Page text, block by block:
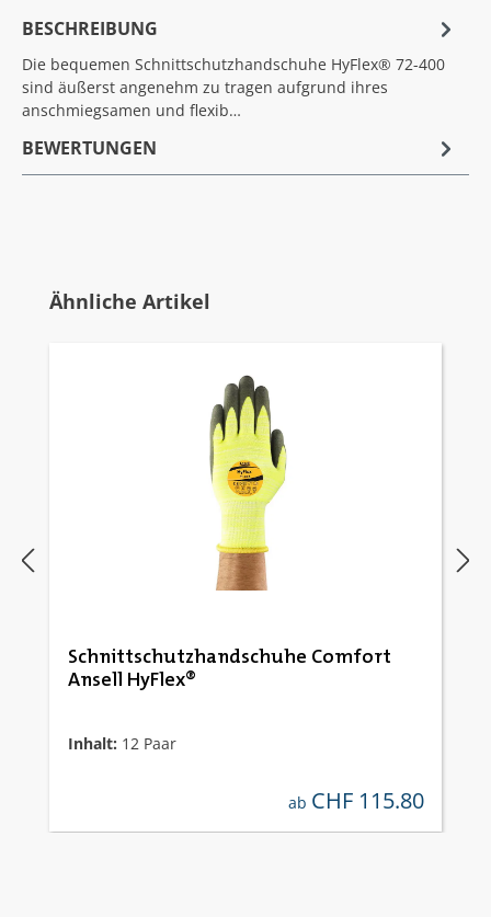
BESCHREIBUNG
Die bequemen Schnittschutzhandschuhe HyFlex® 72-400
sind äußerst angenehm zu tragen aufgrund ihres
anschmiegsamen und flexib…
BEWERTUNGEN
Produktgalerie überspringen
Ähnliche Artikel
Schnittschutzhandschuhe Comfort
Ansell HyFlex®
Inhalt: 12 Paar
regulärer preis:
ab CHF 115.80